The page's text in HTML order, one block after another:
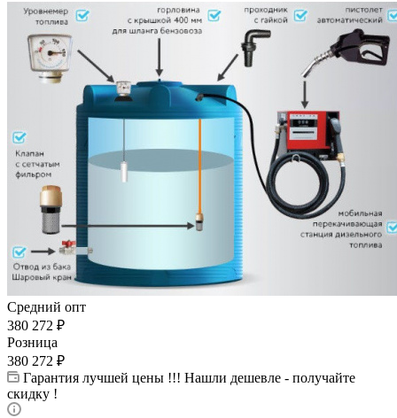
Средний опт
380 272 ₽
Розница
380 272 ₽
Гарантия лучшей цены !!! Нашли дешевле - получайте
скидку !